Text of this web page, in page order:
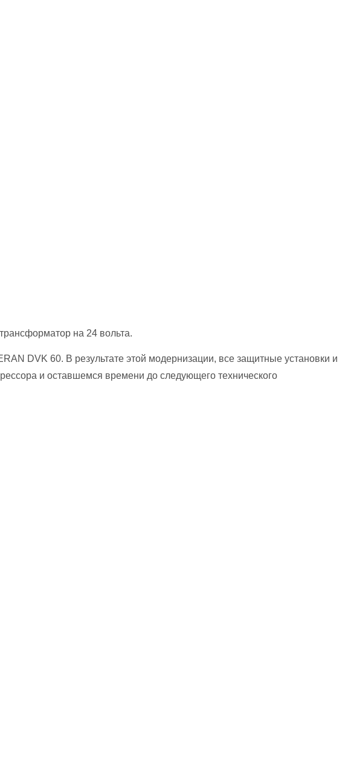
на 24 вольта.
DVK 60. В результате этой модернизации, все защитные установки и
и оставшемся времени до следующего технического